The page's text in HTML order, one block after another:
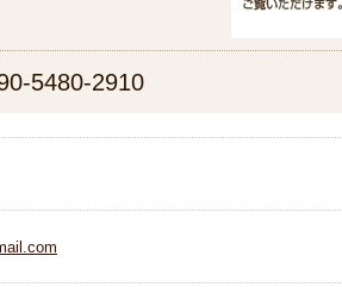
5480-2910